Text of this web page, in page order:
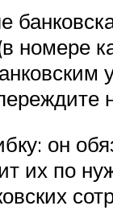
номере
он
их по